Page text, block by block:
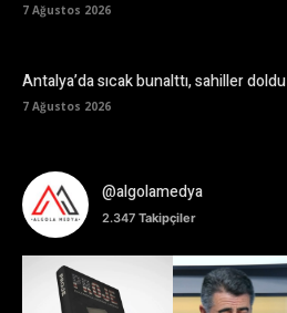
7 Ağustos 2026
Antalya’da sıcak bunalttı, sahiller doldu
7 Ağustos 2026
@algolamedya
2.347 Takipçiler